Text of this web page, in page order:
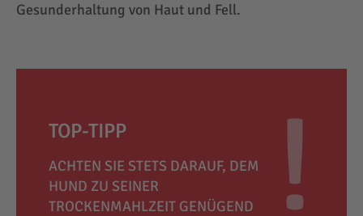
Gesunderhaltung von Haut und Fell.
TOP-TIPP
ACHTEN SIE STETS DARAUF, DEM
HUND ZU SEINER
TROCKENMAHLZEIT GENÜGEND